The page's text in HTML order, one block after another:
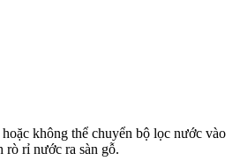
không thể chuyển bộ lọc nước vào
rò rỉ nước ra sàn gỗ.